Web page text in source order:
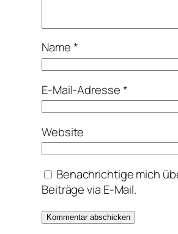
Name*
E-Mail-Adresse*
Website
Benachrichtige mich
Beiträge via E-Mail.